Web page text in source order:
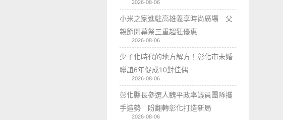
2026-08-06
小米之家進駐高雄義享時尚廣場 父
親節開幕祭三重超狂優惠
2026-08-06
少子化時代的地方解方！彰化市未婚
聯誼6年促成10對佳偶
2026-08-06
彰化縣長參選人魏平政率議員團隊攜
手造勢 盼翻轉彰化打造新局
2026-08-06